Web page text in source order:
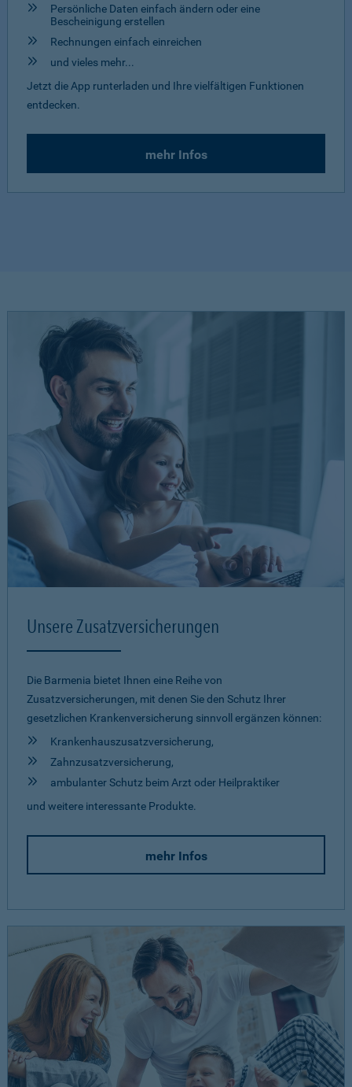
Persönliche Daten einfach ändern oder eine
Bescheinigung erstellen
Rechnungen einfach einreichen
und vieles mehr...
Jetzt die App runterladen und Ihre vielfältigen Funktionen
entdecken.
mehr Infos
Unsere Zusatzversicherungen
Die Barmenia bietet Ihnen eine Reihe von
Zusatzversicherungen, mit denen Sie den Schutz Ihrer
gesetzlichen Krankenversicherung sinnvoll ergänzen können:
Krankenhauszusatzversicherung,
Zahnzusatzversicherung,
ambulanter Schutz beim Arzt oder Heilpraktiker
und weitere interessante Produkte.
mehr Infos